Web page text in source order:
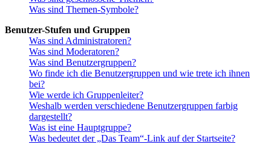
Was sind Themen-Symbole?
Benutzer-Stufen und Gruppen
Was sind Administratoren?
Was sind Moderatoren?
Was sind Benutzergruppen?
Wo finde ich die Benutzergruppen und wie trete ich ihnen
bei?
Wie werde ich Gruppenleiter?
Weshalb werden verschiedene Benutzergruppen farbig
dargestellt?
Was ist eine Hauptgruppe?
Was bedeutet der „Das Team“-Link auf der Startseite?